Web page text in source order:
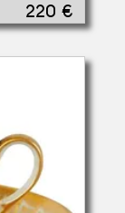
220 €